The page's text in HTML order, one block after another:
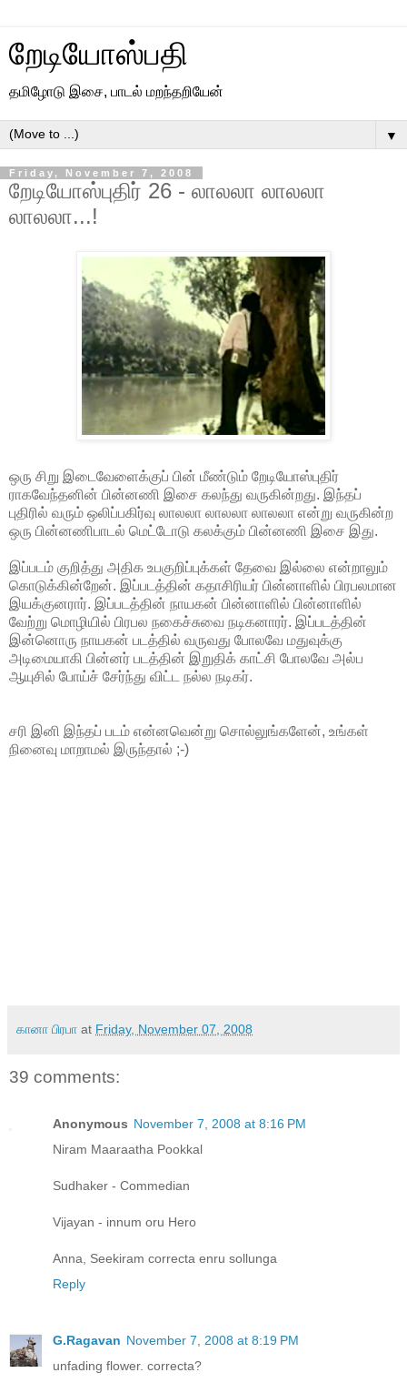
றேடியோஸ்பதி
தமிழோடு இசை, பாடல் மறந்தறியேன்
▼
Friday, November 7, 2008
றேடியோஸ்புதிர் 26 - லாலலா லாலலா
லாலலா...!
ஒரு சிறு இடைவேளைக்குப் பின் மீண்டும் றேடியோஸ்புதிர்
ராகவேந்தனின் பின்னணி இசை கலந்து வருகின்றது. இந்தப்
புதிரில் வரும் ஒலிப்பகிர்வு லாலலா லாலலா லாலலா என்று வருகின்ற
ஒரு பின்னணிபாடல் மெட்டோடு கலக்கும் பின்னணி இசை இது.
இப்படம் குறித்து அதிக உபகுறிப்புக்கள் தேவை இல்லை என்றாலும்
கொடுக்கின்றேன். இப்படத்தின் கதாசிரியர் பின்னாளில் பிரபலமான
இயக்குனரார். இப்படத்தின் நாயகன் பின்னாளில் பின்னாளில்
வேற்று மொழியில் பிரபல நகைச்சுவை நடிகனாரர். இப்படத்தின்
இன்னொரு நாயகன் படத்தில் வருவது போலவே மதுவுக்கு
அடிமையாகி பின்னர் படத்தின் இறுதிக் காட்சி போலவே அல்ப
ஆயுசில் போய்ச் சேர்ந்து விட்ட நல்ல நடிகர்.
சரி இனி இந்தப் படம் என்னவென்று சொல்லுங்களேன், உங்கள்
நினைவு மாறாமல் இருந்தால் ;-)
கானா பிரபா at Friday, November 07, 2008
39 comments:
Anonymous November 7, 2008 at 8:16 PM
Niram Maaraatha Pookkal
Sudhaker - Commedian
Vijayan - innum oru Hero
Anna, Seekiram correcta enru sollunga
Reply
G.Ragavan November 7, 2008 at 8:19 PM
unfading flower. correcta?